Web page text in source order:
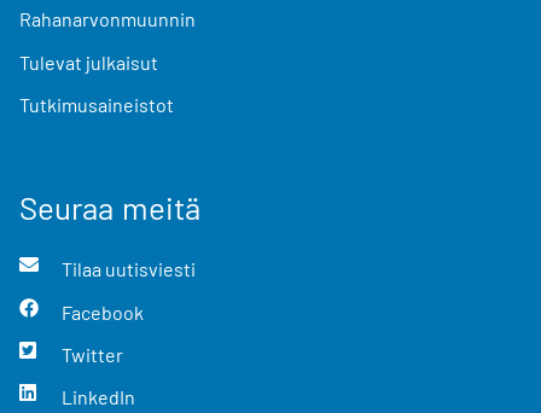
Rahanarvonmuunnin
Tulevat julkaisut
Tutkimusaineistot
Seuraa meitä
Tilaa uutisviesti
Facebook
Twitter
LinkedIn